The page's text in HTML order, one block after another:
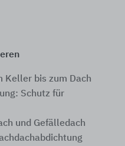
Keller bis zum Dach
Schutz für
und Gefälledach